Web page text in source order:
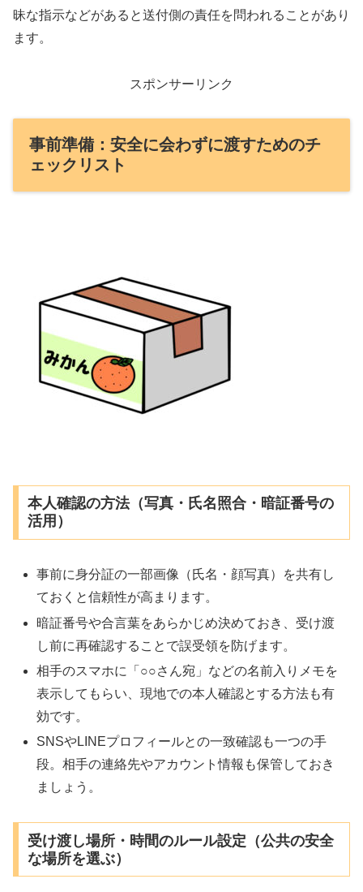
昧な指示などがあると送付側の責任を問われることがあり
ます。
スポンサーリンク
事前準備：安全に会わずに渡すためのチ
ェックリスト
本人確認の方法（写真・氏名照合・暗証番号の
活用）
事前に身分証の一部画像（氏名・顔写真）を共有し
ておくと信頼性が高まります。
暗証番号や合言葉をあらかじめ決めておき、受け渡
し前に再確認することで誤受領を防げます。
相手のスマホに「○○さん宛」などの名前入りメモを
表示してもらい、現地での本人確認とする方法も有
効です。
SNSやLINEプロフィールとの一致確認も一つの手
段。相手の連絡先やアカウント情報も保管しておき
ましょう。
受け渡し場所・時間のルール設定（公共の安全
な場所を選ぶ）